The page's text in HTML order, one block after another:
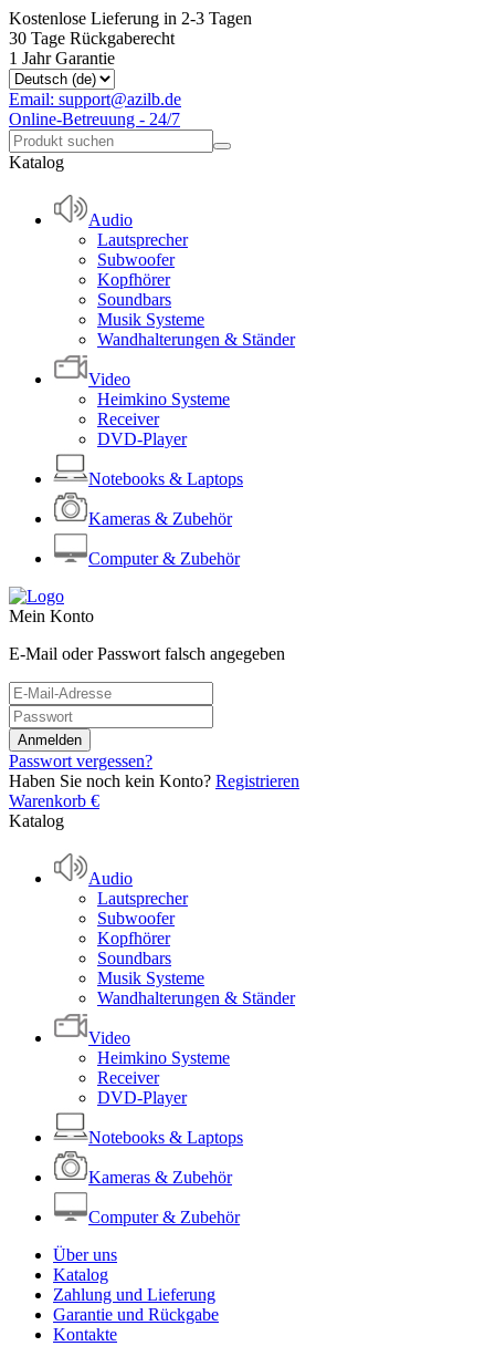
Kostenlose Lieferung in 2-3 Tagen
30 Tage Rückgaberecht
1 Jahr Garantie
Email: support@azilb.de
Online-Betreuung - 24/7
Katalog
Audio
Lautsprecher
Subwoofer
Kopfhörer
Soundbars
Musik Systeme
Wandhalterungen & Ständer
Video
Heimkino Systeme
Receiver
DVD-Player
Notebooks & Laptops
Kameras & Zubehör
Computer & Zubehör
Mein Konto
E-Mail oder Passwort falsch angegeben
Passwort vergessen?
Haben Sie noch kein Konto? Registrieren
Warenkorb €
Katalog
Audio
Lautsprecher
Subwoofer
Kopfhörer
Soundbars
Musik Systeme
Wandhalterungen & Ständer
Video
Heimkino Systeme
Receiver
DVD-Player
Notebooks & Laptops
Kameras & Zubehör
Computer & Zubehör
Über uns
Katalog
Zahlung und Lieferung
Garantie und Rückgabe
Kontakte